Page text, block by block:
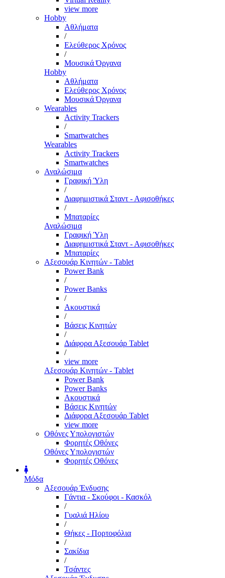
view more
Hobby
Αθλήματα
/
Ελεύθερος Χρόνος
/
Μουσικά Όργανα
Hobby
Αθλήματα
Ελεύθερος Χρόνος
Μουσικά Όργανα
Wearables
Activity Trackers
/
Smartwatches
Wearables
Activity Trackers
Smartwatches
Αναλώσιμα
Γραφική Ύλη
/
Διαφημιστικά Σταντ - Αφισοθήκες
/
Μπαταρίες
Αναλώσιμα
Γραφική Ύλη
Διαφημιστικά Σταντ - Αφισοθήκες
Μπαταρίες
Αξεσουάρ Κινητών - Tablet
Power Bank
/
Power Banks
/
Ακουστικά
/
Βάσεις Κινητών
/
Διάφορα Αξεσουάρ Tablet
/
view more
Αξεσουάρ Κινητών - Tablet
Power Bank
Power Banks
Ακουστικά
Βάσεις Κινητών
Διάφορα Αξεσουάρ Tablet
view more
Οθόνες Υπολογιστών
Φορητές Οθόνες
Οθόνες Υπολογιστών
Φορητές Οθόνες
Μόδα
Αξεσουάρ Ένδυσης
Γάντια - Σκούφοι - Κασκόλ
/
Γυαλιά Ηλίου
/
Θήκες - Πορτοφόλια
/
Σακίδια
/
Τσάντες